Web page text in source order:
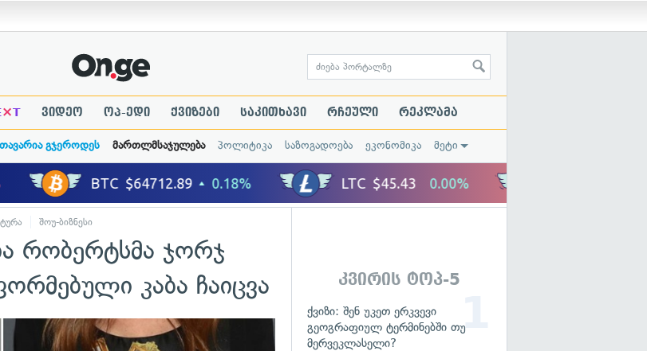
×T ვიდეო ოპ-ედი ქვიზები საკითხავი რჩეული რეკლამა
გჯეროდეს მართლმსაჯულება პოლიტიკა საზოგადოება ეკონომიკა მეტი
შოუ-ბიზნესი
რობერტსმა ჯორჯ
კაბა ჩაიცვა
კვირის ტოპ-5
ქვიზი: შენ უკეთ ერკვევი
გეოგრაფიულ ტერმინებში თუ
მერვეკლასელი?